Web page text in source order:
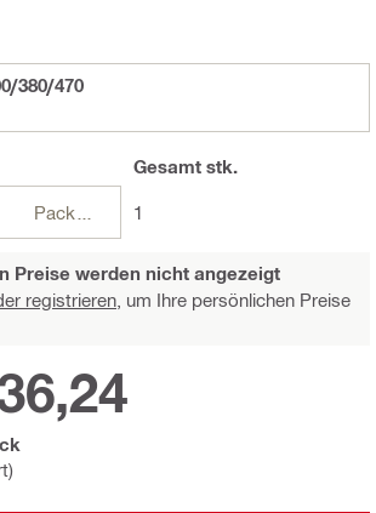
380/470
Packungen
Gesamtstk.
1
Preise werden nicht angezeigt
registrieren, um Ihre persönlichen Preise